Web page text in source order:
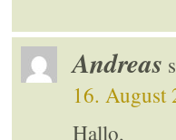
Andreas
16. August
Hallo,